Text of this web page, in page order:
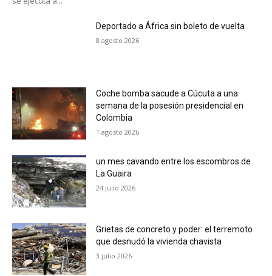
Deportado a África sin boleto de vuelta
8 agosto 2026
Coche bomba sacude a Cúcuta a una
semana de la posesión presidencial en
Colombia
1 agosto 2026
un mes cavando entre los escombros de
La Guaira
24 julio 2026
Grietas de concreto y poder: el terremoto
que desnudó la vivienda chavista
3 julio 2026